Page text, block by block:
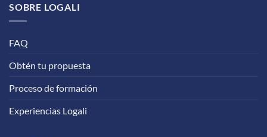
SOBRE LOGALI
FAQ
Obtén tu propuesta
Proceso de formación
Experiencias Logali